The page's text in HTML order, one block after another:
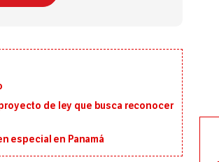
de ley que busca reconocer
especial en Panamá